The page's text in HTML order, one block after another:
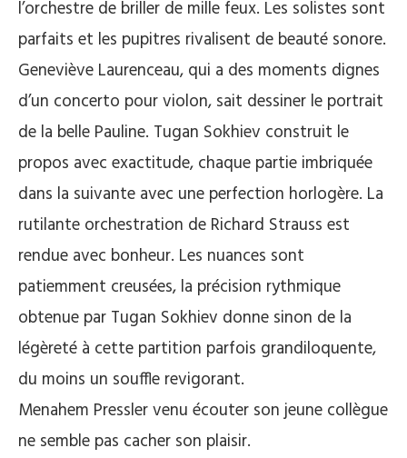
l’orchestre de briller de mille feux. Les solistes sont
parfaits et les pupitres rivalisent de beauté sonore.
Geneviève Laurenceau, qui a des moments dignes
d’un concerto pour violon, sait dessiner le portrait
de la belle Pauline. Tugan Sokhiev construit le
propos avec exactitude, chaque partie imbriquée
dans la suivante avec une perfection horlogère. La
rutilante orchestration de Richard Strauss est
rendue avec bonheur. Les nuances sont
patiemment creusées, la précision rythmique
obtenue par Tugan Sokhiev donne sinon de la
légèreté à cette partition parfois grandiloquente,
du moins un souffle revigorant.
Menahem Pressler venu écouter son jeune collègue
ne semble pas cacher son plaisir.